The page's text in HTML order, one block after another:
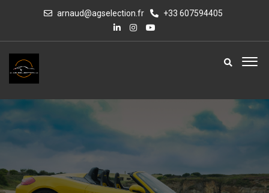
arnaud@agselection.fr +33 607594405